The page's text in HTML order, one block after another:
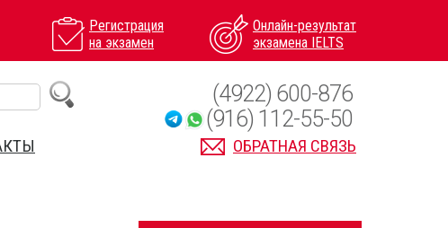
Регистрация
на экзамен
Онлайн-результат
экзамена IELTS
ОБРАТНАЯ СВЯЗЬ
(4922) 600-876
(916) 112-55-50